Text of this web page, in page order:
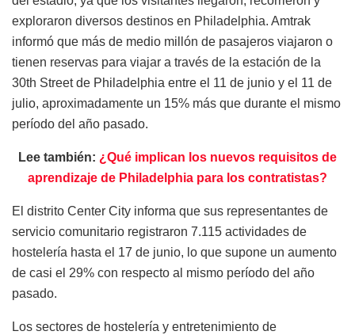
exploraron diversos destinos en Philadelphia. Amtrak
informó que más de medio millón de pasajeros viajaron o
tienen reservas para viajar a través de la estación de la
30th Street de Philadelphia entre el 11 de junio y el 11 de
julio, aproximadamente un 15% más que durante el mismo
período del año pasado.
Lee también: ¿Qué implican los nuevos requisitos de
aprendizaje de Philadelphia para los contratistas?
El distrito Center City informa que sus representantes de
servicio comunitario registraron 7.115 actividades de
hostelería hasta el 17 de junio, lo que supone un aumento
de casi el 29% con respecto al mismo período del año
pasado.
Los sectores de hostelería y entretenimiento de